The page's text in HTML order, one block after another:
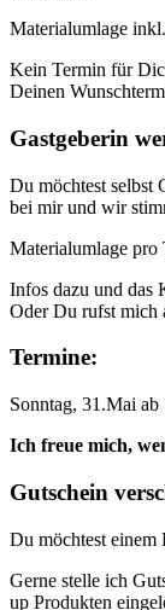
Materialumlage
Kein Termin für
Deinen
Gastgeberin
Du möchtest selbst
bei mir und wir
Materialumlage pro
Infos dazu und das
Oder Du rufst mich
Termine:
Sonntag, 31.Mai
Ich freue mich,
Gutschein
Du möchtest einem
Gerne stelle ich
up Produkten